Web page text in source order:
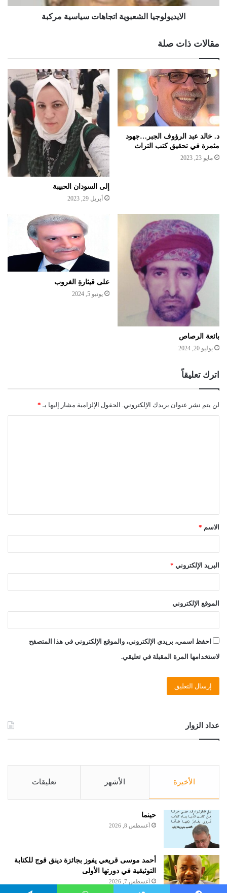
الايديولوجيا الشعبوية اتجاهات سياسية مركبة
مقالات ذات صلة
د. خالد عبد الرؤوف الجبر…جهود
مثمرة في تحقيق كتب التراث
مايو 23, 2023
إلى السودان الحبيبة
أبريل 29, 2023
بائعة الرصاص
يوليو 20, 2024
على قيثارةِ الغروب
يونيو 5, 2024
اترك تعليقاً
لن يتم نشر عنوان بريدك الإلكتروني. الحقول الإلزامية مشار إليها بـ *
ق
*الاسم *
البريد الإلكتروني *
الموقع الإلكتروني
احفظ اسمي، بريدي الإلكتروني، والموقع الإلكتروني في هذا المتصفح
لاستخدامها المرة المقبلة في تعليقي.
عداد الزوار
الأخيرة الأشهر تعليقات
حينما
أغسطس 8, 2026
أحمد موسى قريعي يفوز بجائزة دينق قوج للكتابة
التوثيقية في دورتها الأولى
أغسطس 7, 2026